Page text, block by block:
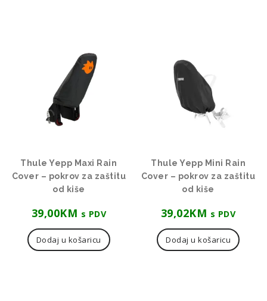
Thule Yepp Maxi Rain
Cover – pokrov za zaštitu
od kiše
39,00KM s PDV
Dodaj u košaricu
Thule Yepp Mini Rain
Cover – pokrov za zaštitu
od kiše
39,02KM s PDV
Dodaj u košaricu